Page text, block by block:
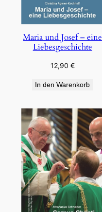
Maria und Josef – eine
Liebesgeschichte
12,90 €
In den Warenkorb